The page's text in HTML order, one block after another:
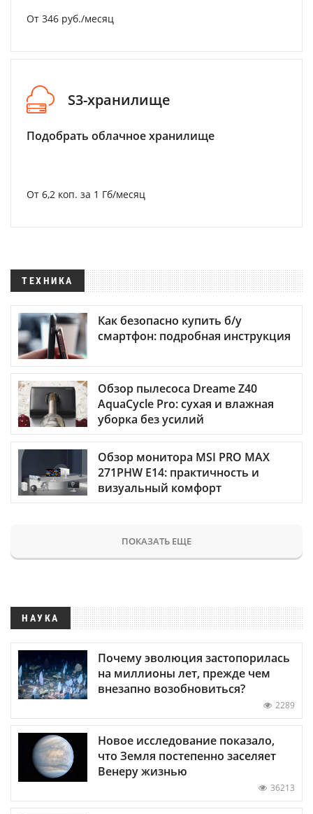
От 346 руб./месяц
S3-хранилище
Подобрать облачное хранилище
От 6,2 коп. за 1 Гб/месяц
ТЕХНИКА
Как безопасно купить б/у
смартфон: подробная инструкция
Обзор пылесоса Dreame Z40
AquaCycle Pro: сухая и влажная
уборка без усилий
Обзор монитора MSI PRO MAX
271PHW E14: практичность и
визуальный комфорт
ПОКАЗАТЬ ЕЩЕ
НАУКА
Почему эволюция застопорилась
на миллионы лет, прежде чем
внезапно возобновиться?
2289
Новое исследование показало,
что Земля постепенно заселяет
Венеру жизнью
36213